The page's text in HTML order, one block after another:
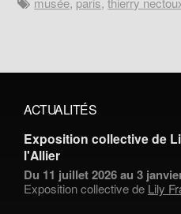
ACTUALITÉS
Exposition collective de
l'Allier
Du 11 juillet 2026 au 3
Exposition collective de Lily